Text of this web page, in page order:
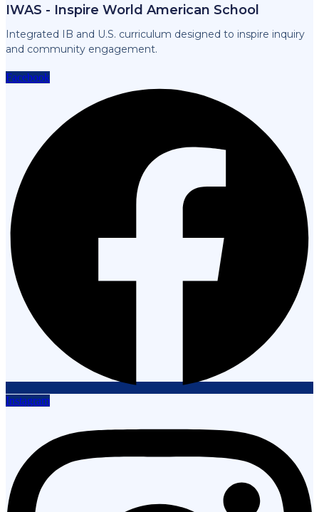
IWAS - Inspire World American School
Integrated IB and U.S. curriculum designed to inspire inquiry
and community engagement.
Facebook
Instagram